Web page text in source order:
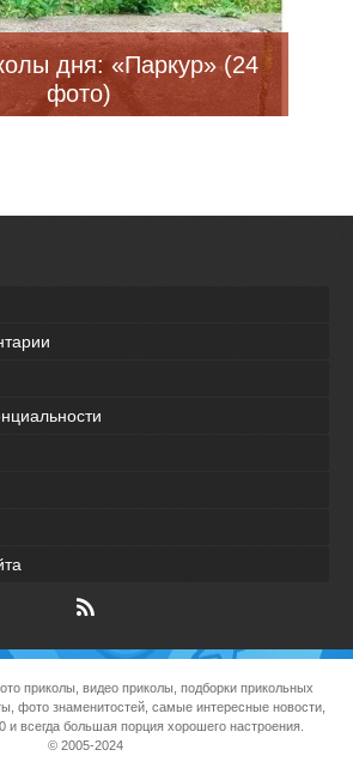
дня: «Паркур» (24
фото)
приколы, видео приколы, подборки прикольных
фото знаменитостей, самые интересные новости,
и всегда большая порция хорошего настроения.
© 2005-2024